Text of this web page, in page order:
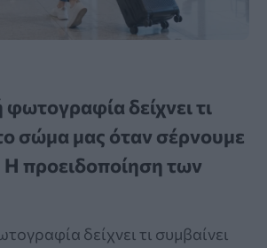
δείχνει τι
σώμα μας όταν σέρνουμε
Η προειδοποίηση των
δείχνει τι συμβαίνει